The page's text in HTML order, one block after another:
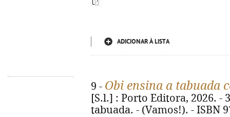
ADICIONAR À LISTA
9 - Obi ensina a tabuada
[S.l.] : Porto Editora, 2026. -
tabuada. - (Vamos!). - ISBN